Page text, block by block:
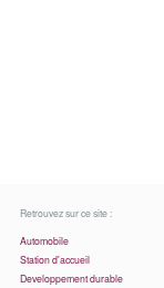
Retrouvez sur ce site :
Automobile
Station d'accueil
Developpement durable